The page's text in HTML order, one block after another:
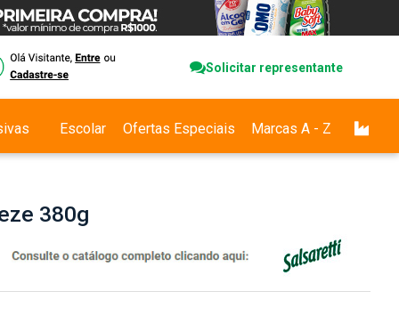
Solicitar representante
Escolar Ofertas Especiais Marcas A - Z
380g